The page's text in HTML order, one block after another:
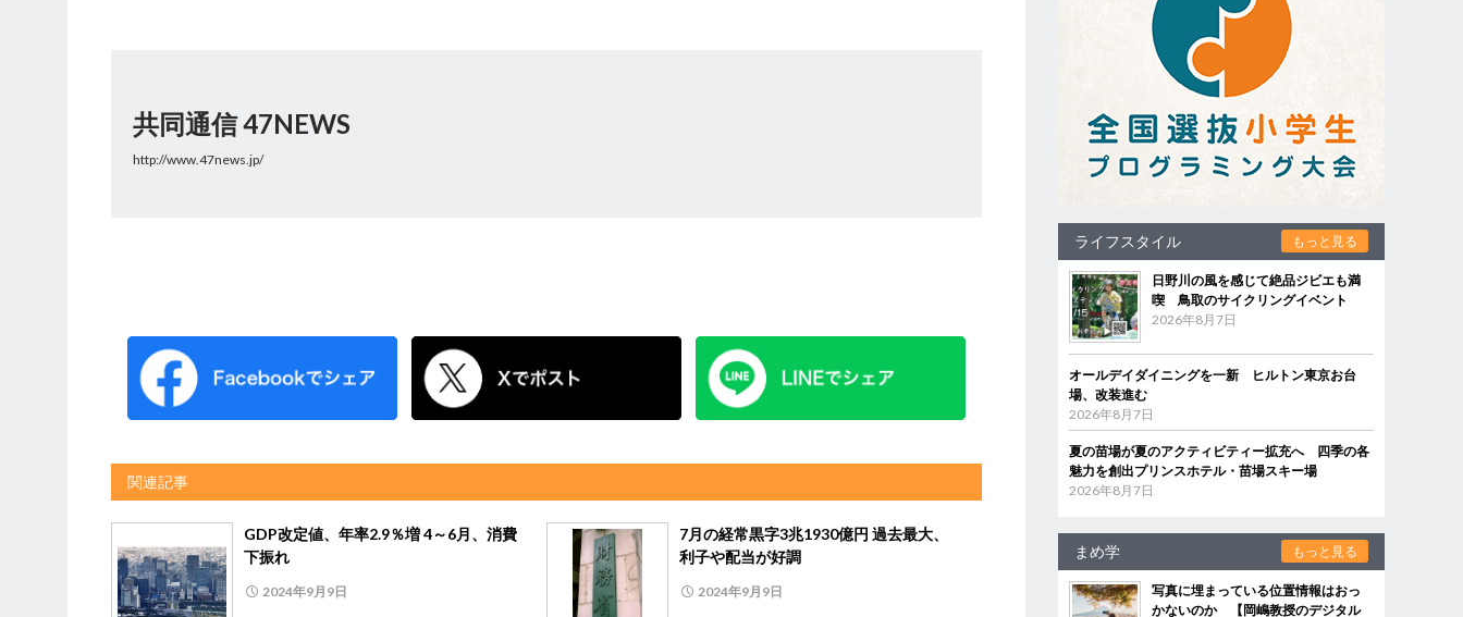
共同通信 47NEWS
http://www.47news.jp/
関連記事
GDP改定値、年率2.9％増 4～6月、消費
下振れ
2024年9月9日
7月の経常黒字3兆1930億円 過去最大、
利子や配当が好調
2024年9月9日
ライフスタイル もっと見る
日野川の風を感じて絶品ジビエも満
喫 鳥取のサイクリングイベント
2026年8月7日
オールデイダイニングを一新 ヒルトン東京お台
場、改装進む
2026年8月7日
夏の苗場が夏のアクティビティー拡充へ 四季の各
魅力を創出プリンスホテル・苗場スキー場
2026年8月7日
まめ学 もっと見る
写真に埋まっている位置情報はおっ
かないのか 【岡嶋教授のデジタル